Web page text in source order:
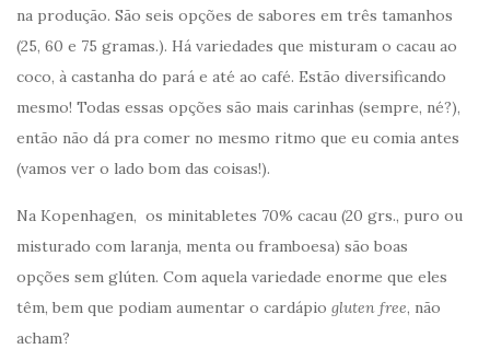
na produção. São seis opções de sabores em três tamanhos
(25, 60 e 75 gramas.). Há variedades que misturam o cacau ao
coco, à castanha do pará e até ao café. Estão diversificando
mesmo! Todas essas opções são mais carinhas (sempre, né?),
então não dá pra comer no mesmo ritmo que eu comia antes
(vamos ver o lado bom das coisas!).
Na Kopenhagen, os minitabletes 70% cacau (20 grs., puro ou
misturado com laranja, menta ou framboesa) são boas
opções sem glúten. Com aquela variedade enorme que eles
têm, bem que podiam aumentar o cardápio gluten free, não
acham?